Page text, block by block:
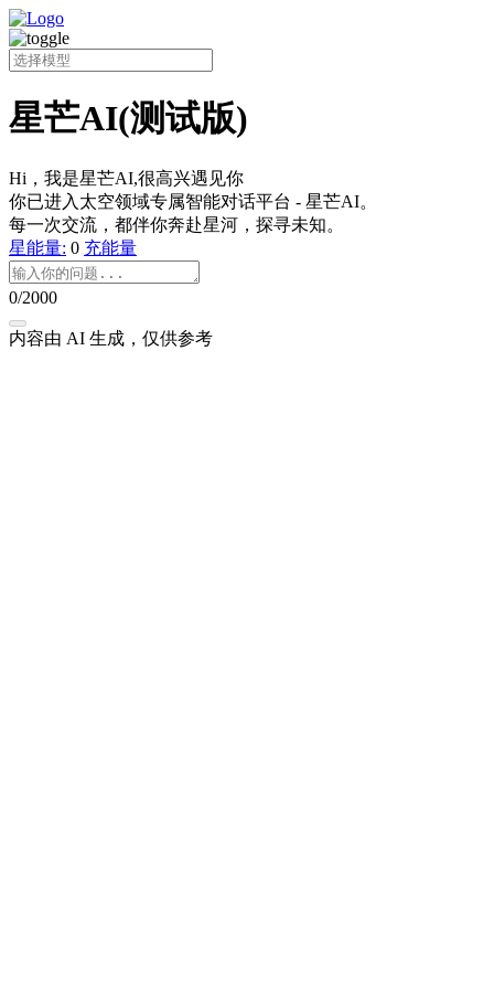
星芒AI(测试版)
Hi，我是星芒AI,很高兴遇见你
你已进入太空领域专属智能对话平台 - 星芒AI。
每一次交流，都伴你奔赴星河，探寻未知。
星能量: 0 充能量
0/2000
内容由 AI 生成，仅供参考